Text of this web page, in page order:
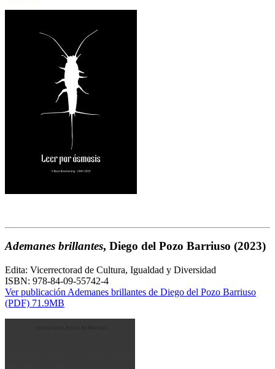
Ademanes brillantes, Diego del Pozo Barriuso (2023)
Edita: Vicerrectorad de Cultura, Igualdad y Diversidad
ISBN: 978-84-09-55742-4
Ver publicación Ademanes brillantes de Diego del Pozo Barriuso
(PDF) 71.9MB